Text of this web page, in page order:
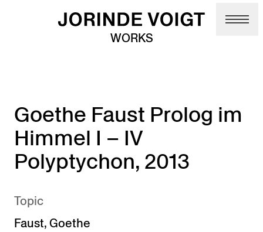
Skip to main content
WORKS
Goethe Faust Prolog im
Himmel I – IV
Polyptychon, 2013
Topic
Faust,Goethe